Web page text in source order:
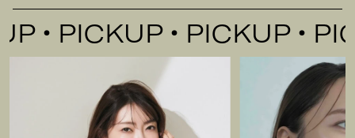
PICKUP PICKUP